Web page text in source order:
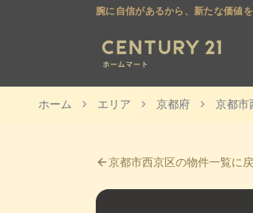
腕に自信があるから、新たな価値を
ホーム エリア 京都府 京都市
京都市西京区の物件一覧に